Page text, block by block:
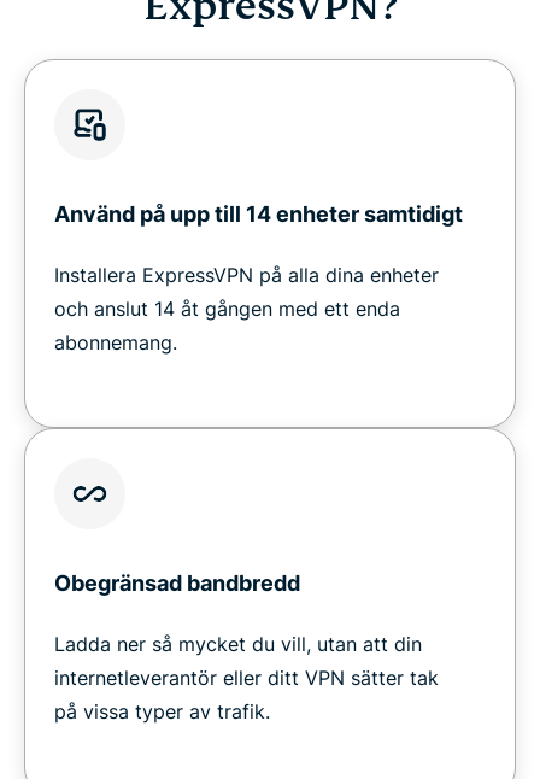
Använd på upp till 14 enheter samtidigt
Installera ExpressVPN på alla dina enheter
och anslut 14 åt gången med ett enda
abonnemang.
Obegränsad bandbredd
Ladda ner så mycket du vill, utan att din
internetleverantör eller ditt VPN sätter tak
på vissa typer av trafik.